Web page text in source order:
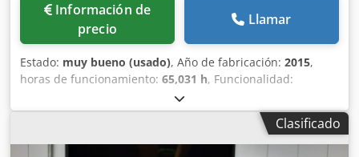
Información de
precio
Llamar
Estado: muy bueno (usado), Año de fabricación: 2015,
horas de funcionamiento: 65,031 h, Funcionalidad:
, Compresor de tornillo Atlas Copco
GA90 90 kW 7,5 bar 16,87 m3/min Año de fabricación: 2015
Dcodpfxjy A Nwko Ac Uek Horas de funcionamiento: 65.031
Clasificado